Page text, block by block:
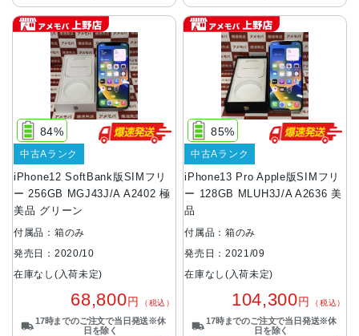
iPhone12 SoftBank版SIMフリ
ー 256GB MGJ43J/A A2402 極
美品 グリーン
84%
中古Aランク
付属品：箱のみ
発売日：2020/10
在庫なし(入荷未定)
68,800円 （税込）
17時までのご注文で当日発送※休
日を除く
iPhone13 Pro Apple版SIMフリ
ー 128GB MLUH3J/A A2636 美
品
85%
中古Aランク
付属品：箱のみ
発売日：2021/09
在庫なし(入荷未定)
104,300円 （税込）
17時までのご注文で当日発送※休
日を除く